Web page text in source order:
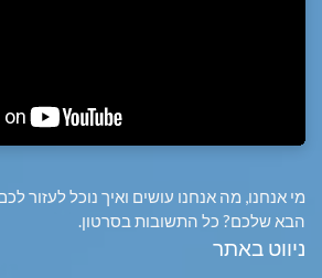
מי אנחנו, מה אנחנו עושים ואיך נוכל לעזור
הבא שלכם? כל התשובות בסרטון.
ניווט באתר